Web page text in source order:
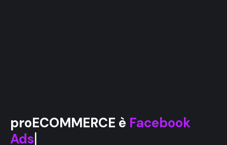
proECOMMERCE è Facebo|